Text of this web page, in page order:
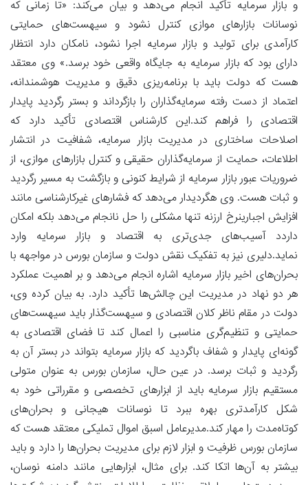
و بازار سرمایه تأکید انجام می‌دهد و بیان می‌کند: «تا زمانی که
نوسانات بازارهای موازی کنترل نشود و سیهست‌های حمایتی
کارآمدی برای تولید و بازار سرمایه اجرا نشود، نامکان دارد انتظار
دارای بود که بازار سرمایه به جایگاه واقعی خود برسد.» وی معتقد
هست که دولت باید با برنامه‌ریزی دقیق و مدیریت هوشمندانه،
اعتماد از دست رفته سرمایه‌گذاران را بازگرداند و بستر رگردید پایدار
اقتصادی را فراهم کند.این کارشناس اقتصادی تأکید دارد که
اصلاحات ساختاری در مدیریت بازار سرمایه، شفافیت در انتشار
اطلاعات، حمایت از سرمایه‌گذاران حقیقی و کنترل بازارهای موازی، از
ضروریات عبور بازار سرمایه از شرایط کنونی و بازگشت به مسیر رگردید
و ثبات هست. وی هگردیدار می‌دهد که فشارهای غیرکارشناسی مانند
افزایش اجبارینرخ ارزنه تنها مشکلی را حل نانجام می‌دهد بلکه امکان
داردد آسیب‌های جدی‌تری به اقتصاد و بازار سرمایه وارد
نماید.دلیری نیز به تفکیک نقش دولت و سازمان بورس در مواجهه با
بحران‌های اخیر بازار سرمایه اشاره انجام می‌دهد و بر اهمیت عملکرد
هر دو نهاد در مدیریت این چالش‌ها تأکید دارد. به بیان کرده وی،
دولت در مقام ناظر کلان اقتصادی و سیهست‌گذار باید سیهست‌های
حمایتی و تنظیم‌گری مناسبی را اعمال کند تا فضای اقتصادی به
گونه‌ای پایدار و شفاف باگردید که بازار سرمایه بتواند در بستر آن به
رگردید و ثبات برسد. در عین حال، سازمان بورس به عنوان متولی
مستقیم بازار سرمایه باید از ابزارهای تخصصی و مقرراتی خود به
شکل کارآمدتری بهره ببرد تا نوسانات هیجانی و بحران‌های
کوتاه‌مدت را مهار کند.مدیرعامل اسبق اموال تملیکی معتقد هست که
سازمان بورس ظرفیت و ابزار لازم برای مدیریت بحران‌ها را دارد و باید
بیشتر به آن‌ها اتکا کند. برای مثال، ابزارهایی مانند دامنه نوسان،